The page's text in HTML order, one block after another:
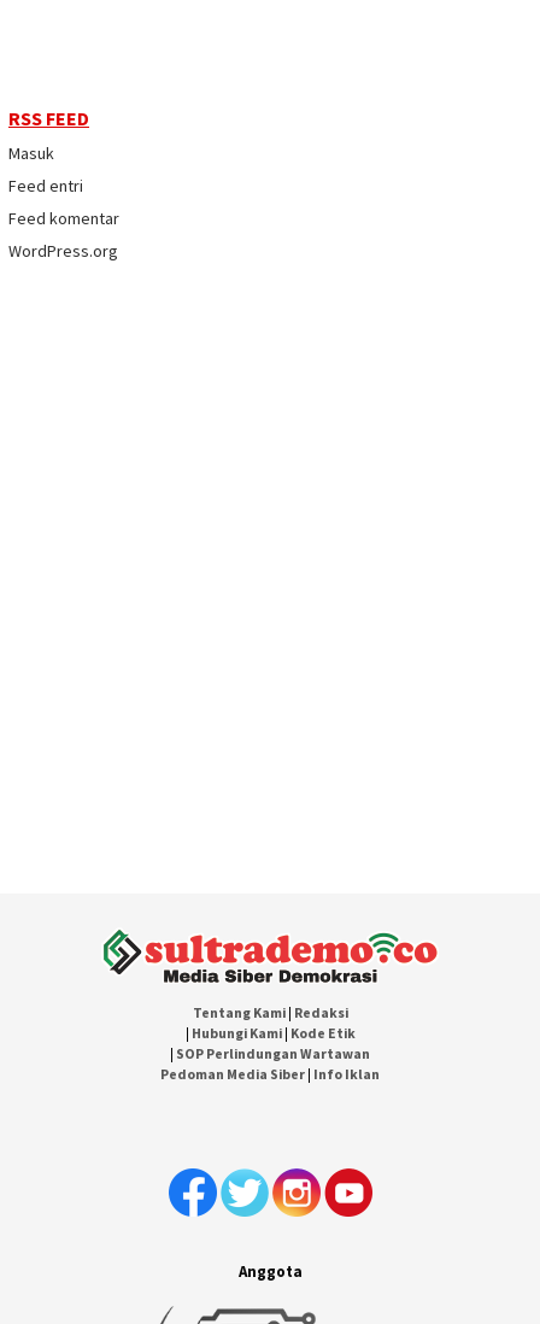
RSS FEED
Masuk
Feed entri
Feed komentar
WordPress.org
Tentang Kami| Redaksi
| Hubungi Kami| Kode Etik
| SOP Perlindungan Wartawan
Pedoman Media Siber | Info Iklan
Anggota